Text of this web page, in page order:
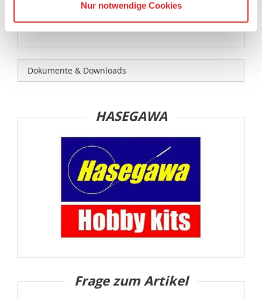
Die USA ist ein Drittland, dass nicht von einem
die Verwendung von Standarddatenschutzklauseln in
Verbindung mit zusätzlichen Maßnahmen zur Sicherung
dass die Datenschutzvorgaben der EU auch bei der
Verarbeitung von Daten in den USA eingehalten werden.
Sie können die Cookie-Einwilligung jederzeit links unten
auf Ihrem Bildschirm anpassen und damit widerrufen.
idee+spiel Betriebs-GmbH
DatenschutzbestimmungenundImpressum
Nur notwendige Cookies
original- und maßstabsgetreuen Kleinmodells,
kein Spielzeug!
Dokumente & Downloads
HASEGAWA
Frage zum Artikel